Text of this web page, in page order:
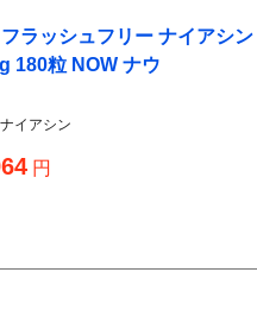
ラッシュフリー ナイアシ
180粒 NOW ナウ
イアシン
円